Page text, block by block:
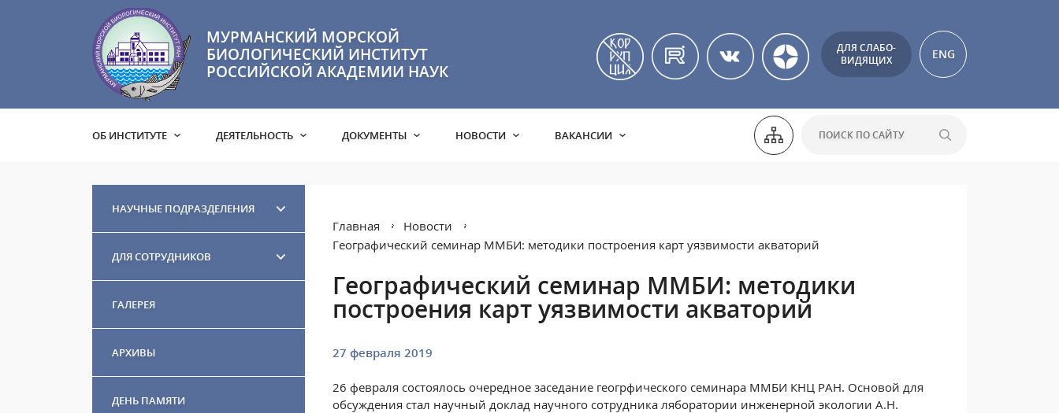
МУРМАНСКИЙ МОРСКОЙ
БИОЛОГИЧЕСКИЙ ИНСТИТУТ
РОССИЙСКОЙ АКАДЕМИИ НАУК
ДЛЯ СЛАБО-
ВИДЯЩИХ
ENG
ОБ ИНСТИТУТЕ ДЕЯТЕЛЬНОСТЬ ДОКУМЕНТЫ НОВОСТИ ВАКАНСИИ
НАУЧНЫЕ ПОДРАЗДЕЛЕНИЯ
ДЛЯ СОТРУДНИКОВ
ГАЛЕРЕЯ
АРХИВЫ
ДЕНЬ ПАМЯТИ
Главная
Новости
Географический семинар ММБИ: методики построения карт уязвимости акваторий
Географический семинар ММБИ: методики
построения карт уязвимости акваторий
27 февраля 2019
26 февраля состоялось очередное заседание геогрфического семинара ММБИ КНЦ РАН. Основой для
обсуждения стал научный доклад научного сотрудника ляборатории инженерной экологии А.Н.